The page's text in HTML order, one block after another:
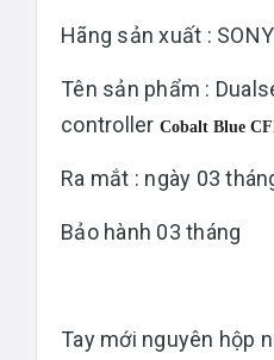
Hãng sản xuất : SONY
Tên sản phẩm :
controller Cobalt Blue
Ra mắt : ngày 03
Bảo hành 03 tháng
Tay mới nguyên hộp